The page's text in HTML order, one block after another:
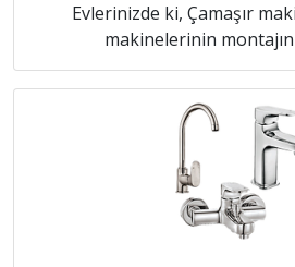
Evlerinizde ki, Çamaşır
makinelerinin